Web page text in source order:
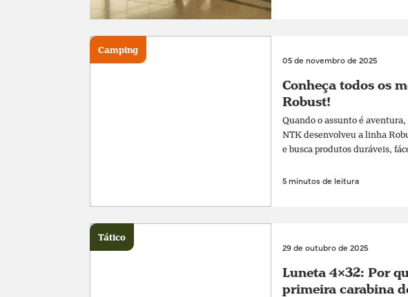
05 de novembro de 2025
Conheça todos os
Robust!
Quando o assunto é
NTK desenvolveu a linha
e busca produtos duráveis,
5 minutos de leitura
Camping
29 de outubro de 2025
Luneta 4×32: Por
primeira carabina
Tático